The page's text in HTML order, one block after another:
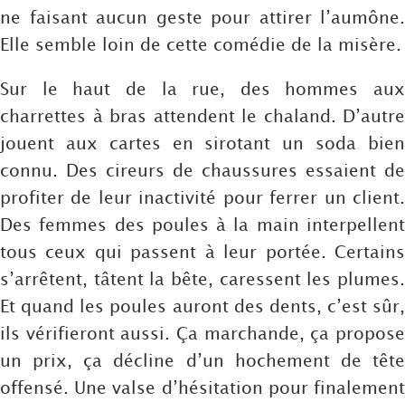
ne faisant aucun geste pour attirer l’aumône.
Elle semble loin de cette comédie de la misère.
Sur le haut de la rue, des hommes aux
charrettes à bras attendent le chaland. D’autre
jouent aux cartes en sirotant un soda bien
connu. Des cireurs de chaussures essaient de
profiter de leur inactivité pour ferrer un client.
Des femmes des poules à la main interpellent
tous ceux qui passent à leur portée. Certains
s’arrêtent, tâtent la bête, caressent les plumes.
Et quand les poules auront des dents, c’est sûr,
ils vérifieront aussi. Ça marchande, ça propose
un prix, ça décline d’un hochement de tête
offensé. Une valse d’hésitation pour finalement